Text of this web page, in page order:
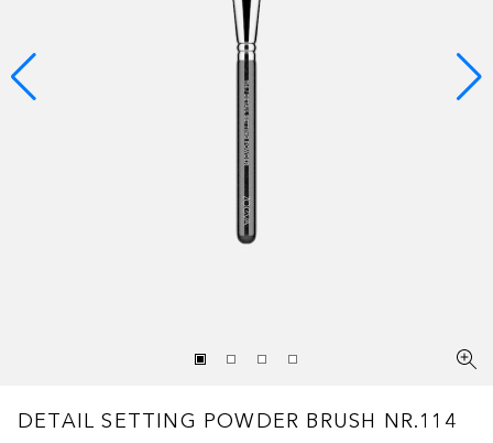
DETAIL SETTING POWDER BRUSH NR.114